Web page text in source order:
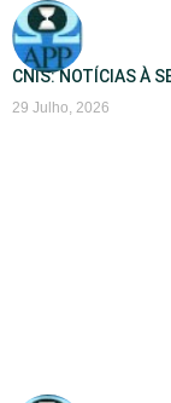
CNIS: NOTÍCIAS À
29 Julho, 2026